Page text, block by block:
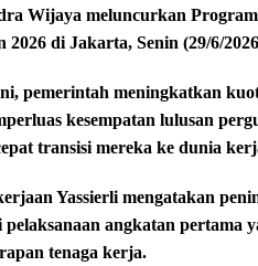
Wijaya meluncurkan
di Jakarta, Senin (29/6/
pemerintah meningkatkan
kesempatan lulusan
transisi mereka ke dunia
Yassierli mengatakan
pelaksanaan angkatan pertama
tenaga kerja.